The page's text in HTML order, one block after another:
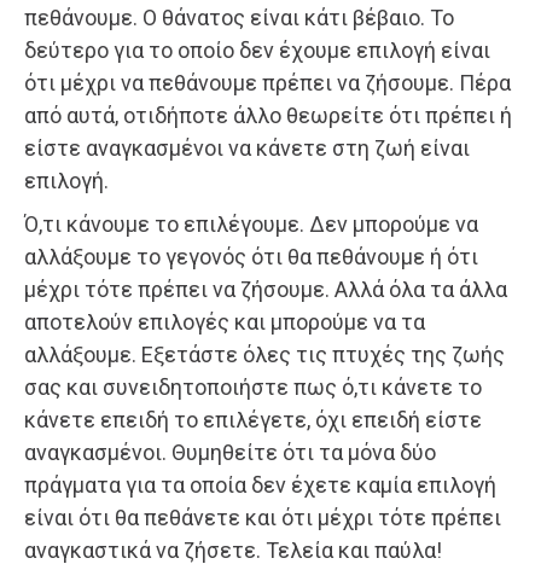
πεθάνουμε. Ο θάνατος είναι κάτι βέβαιο. Το
δεύτερο για το οποίο δεν έχουμε επιλογή είναι
ότι μέχρι να πεθάνουμε πρέπει να ζήσουμε. Πέρα
από αυτά, οτιδήποτε άλλο θεωρείτε ότι πρέπει ή
είστε αναγκασμένοι να κάνετε στη ζωή είναι
επιλογή.
Ό,τι κάνουμε το επιλέγουμε. Δεν μπορούμε να
αλλάξουμε το γεγονός ότι θα πεθάνουμε ή ότι
μέχρι τότε πρέπει να ζήσουμε. Αλλά όλα τα άλλα
αποτελούν επιλογές και μπορούμε να τα
αλλάξουμε. Εξετάστε όλες τις πτυχές της ζωής
σας και συνειδητοποιήστε πως ό,τι κάνετε το
κάνετε επειδή το επιλέγετε, όχι επειδή είστε
αναγκασμένοι. Θυμηθείτε ότι τα μόνα δύο
πράγματα για τα οποία δεν έχετε καμία επιλογή
είναι ότι θα πεθάνετε και ότι μέχρι τότε πρέπει
αναγκαστικά να ζήσετε. Τελεία και παύλα!